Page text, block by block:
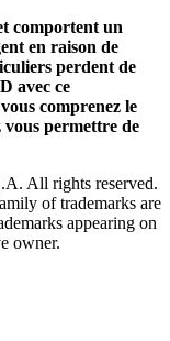
comportent un
en raison de
perdent de
avec ce
comprenez le
vous permettre de
All rights reserved.
of trademarks are
appearing on
owner.